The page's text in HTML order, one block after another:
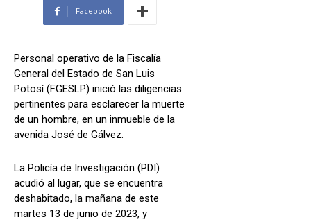
Facebook
Personal operativo de la Fiscalía
General del Estado de San Luis
Potosí (FGESLP) inició las diligencias
pertinentes para esclarecer la muerte
de un hombre, en un inmueble de la
avenida José de Gálvez.
La Policía de Investigación (PDI)
acudió al lugar, que se encuentra
deshabitado, la mañana de este
martes 13 de junio de 2023, y